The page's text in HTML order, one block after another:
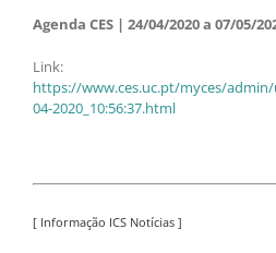
Agenda CES | 24/04/2020 a 07/05/
Link:
https://www.ces.uc.pt/myces/
04-2020_10:56:37.html
[ Informação ICS Notícias ]